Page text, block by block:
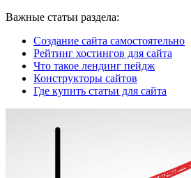
Важные статьи раздела:
Создание сайта самостоятельно
Рейтинг хостингов для сайта
Что такое лендинг пейдж
Конструкторы сайтов
Где купить статьи для сайта